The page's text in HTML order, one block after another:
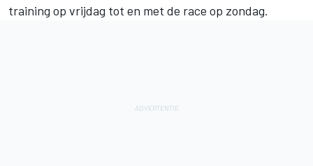
training op vrijdag tot en met de race op zondag.